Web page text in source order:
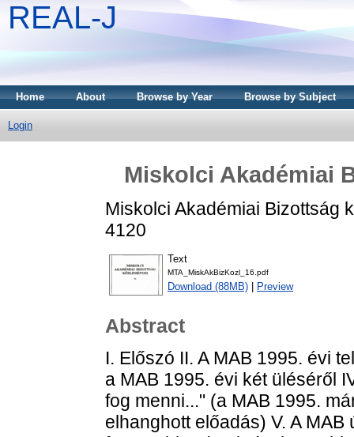
REAL-J
Home About Browse by Year Browse by Subject
Login
Miskolci Akadémiai
Miskolci Akadémiai Bizottság
4120
Text
MTA_MiskAkBizKozl_16.pdf
Download (88MB) Preview
Abstract
I. Előszó II. A MAB 1995. évi
a MAB 1995. évi két üléséről
fog menni..." (a MAB 1995.
elhanghott előadás) V. A